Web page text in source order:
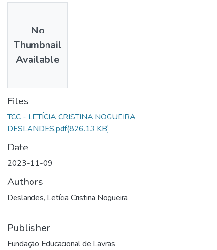
No
Thumbnail
Available
Files
TCC - LETÍCIA CRISTINA NOGUEIRA
DESLANDES.pdf(826.13 KB)
Date
2023-11-09
Authors
Deslandes, Letícia Cristina Nogueira
Publisher
Fundação Educacional de Lavras